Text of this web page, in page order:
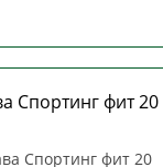
Спортинг фит 20